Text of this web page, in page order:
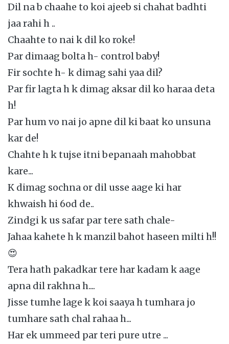
Dil na b chaahe to koi ajeeb si chahat badhti
jaa rahi h ..
Chaahte to nai k dil ko roke!
Par dimaag bolta h- control baby!
Fir sochte h- k dimag sahi yaa dil?
Par fir lagta h k dimag aksar dil ko haraa deta
h!
Par hum vo nai jo apne dil ki baat ko unsuna
kar de!
Chahte h k tujse itni bepanaah mahobbat
kare...
K dimag sochna or dil usse aage ki har
khwaish hi 6od de..
Zindgi k us safar par tere sath chale-
Jahaa kahete h k manzil bahot haseen milti h!!
😍
Tera hath pakadkar tere har kadam k aage
apna dil rakhna h....
Jisse tumhe lage k koi saaya h tumhara jo
tumhare sath chal rahaa h...
Har ek ummeed par teri pure utre ...